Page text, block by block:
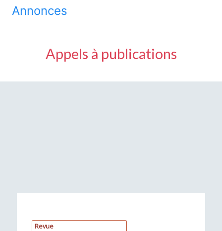
Annonces
Appels à publications
Revue